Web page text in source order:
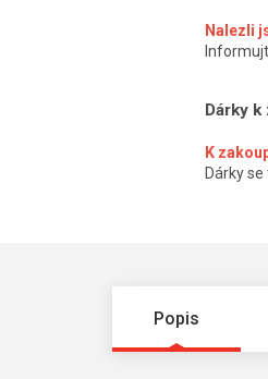
Nalezli
Dárky
K
Dárky
Popis